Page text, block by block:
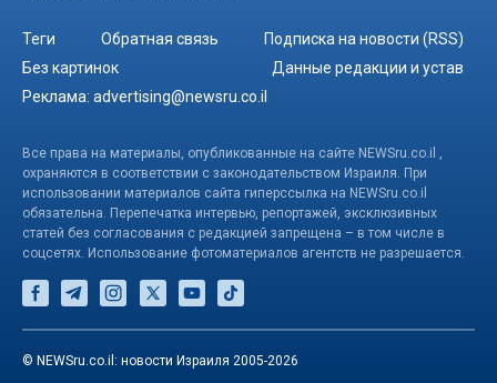
Теги Обратная связь
Подписка на новости (RSS)
Без картинок
Данные редакции и устав
Реклама: advertising@newsru.co.il
Все права на материалы, опубликованные на сайте NEWSru.co.il ,
охраняются в соответствии с законодательством Израиля. При
использовании материалов сайта гиперссылка на NEWSru.co.il
обязательна. Перепечатка интервью, репортажей, эксклюзивных
статей без согласования с редакцией запрещена – в том числе в
соцсетях. Использование фотоматериалов агентств не разрешается.
© NEWSru.co.il: новости Израиля 2005-2026